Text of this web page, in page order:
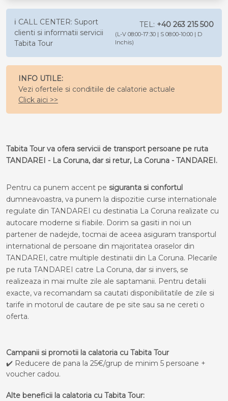
ℹ️ CALL CENTER: Suport
clienti si informatii servicii
Tabita Tour
TEL: +40 263 215 500
(L-V 08:00-17:30 | S 08:00-10:00 | D
Inchis)
INFO UTILE:
Vezi ofertele si conditiile de calatorie actuale
Click aici >>
Tabita Tour va ofera servicii de transport persoane pe ruta
TANDAREI - La Coruna, dar si retur, La Coruna - TANDAREI.
Pentru ca punem accent pe siguranta si confortul
dumneavoastra, va punem la dispozitie curse internationale
regulate din TANDAREI cu destinatia La Coruna realizate cu
autocare moderne si fiabile. Dorim sa gasiti in noi un
partener de nadejde, tocmai de aceea asiguram transportul
international de persoane din majoritatea oraselor din
TANDAREI, catre multiple destinatii din La Coruna. Plecarile
pe ruta TANDAREI catre La Coruna, dar si invers, se
realizeaza in mai multe zile ale saptamanii. Pentru detalii
exacte, va recomandam sa cautati disponibilitatile de zile si
tarife in motorul de cautare de pe site sau sa ne cereti o
oferta.
Campanii si promotii la calatoria cu Tabita Tour
✔️ Reducere de pana la 25€/grup de minim 5 persoane +
voucher cadou.
Alte beneficii la calatoria cu Tabita Tour: